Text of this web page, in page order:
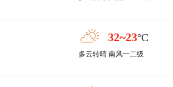
32~23°C
多云转晴 南风一二级